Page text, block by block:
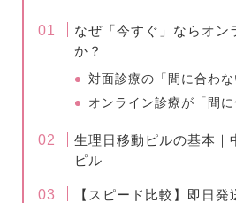
なぜ「今すぐ」ならオン
か？
対面診療の「間に合わ
オンライン診療が「間
生理日移動ピルの基本｜
ピル
【スピード比較】即日